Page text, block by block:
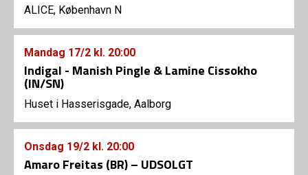
ALICE, København N
Mandag 17/2 kl. 20:00
Indigal - Manish Pingle & Lamine Cissokho
(IN/SN)
Huset i Hasserisgade, Aalborg
Onsdag 19/2 kl. 20:00
Amaro Freitas (BR) – UDSOLGT